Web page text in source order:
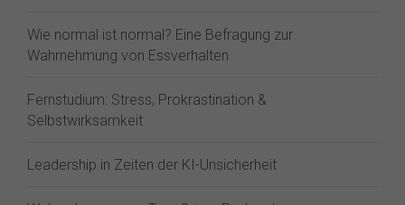
Wie normal ist normal? Eine Befragung zur
Wahrnehmung von Essverhalten
Fernstudium: Stress, Prokrastination &
Selbstwirksamkeit
Leadership in Zeiten der KI-Unsicherheit